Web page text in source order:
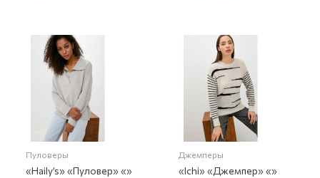
Пуловеры
«Haily’s» «Пуловер» «»
Джемперы
«Ichi» «Джемпер» «»